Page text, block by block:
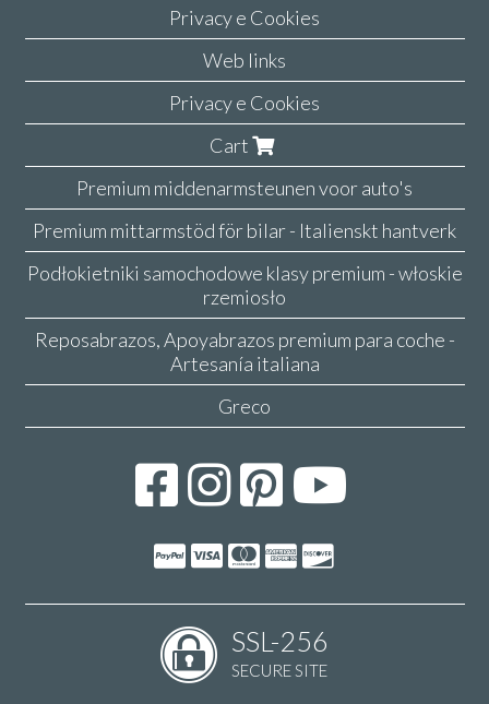
Privacy e Cookies
Web links
Privacy e Cookies
Cart
Premium middenarmsteunen voor auto's
Premium mittarmstöd för bilar - Italienskt hantverk
Podłokietniki samochodowe klasy premium - włoskie
rzemiosło
Reposabrazos, Apoyabrazos premium para coche -
Artesanía italiana
Greco
SSL-256
SECURE SITE